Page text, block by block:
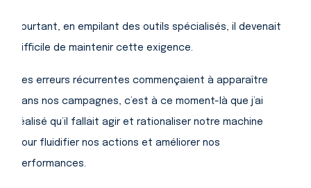
Pourtant, en empilant des outils spécialisés, il devenait
difficile de maintenir cette exigence.
Des erreurs récurrentes commençaient à apparaître
dans nos campagnes, c’est à ce moment-là que j’ai
réalisé qu’il fallait agir et rationaliser notre machine
pour fluidifier nos actions et améliorer nos
performances.